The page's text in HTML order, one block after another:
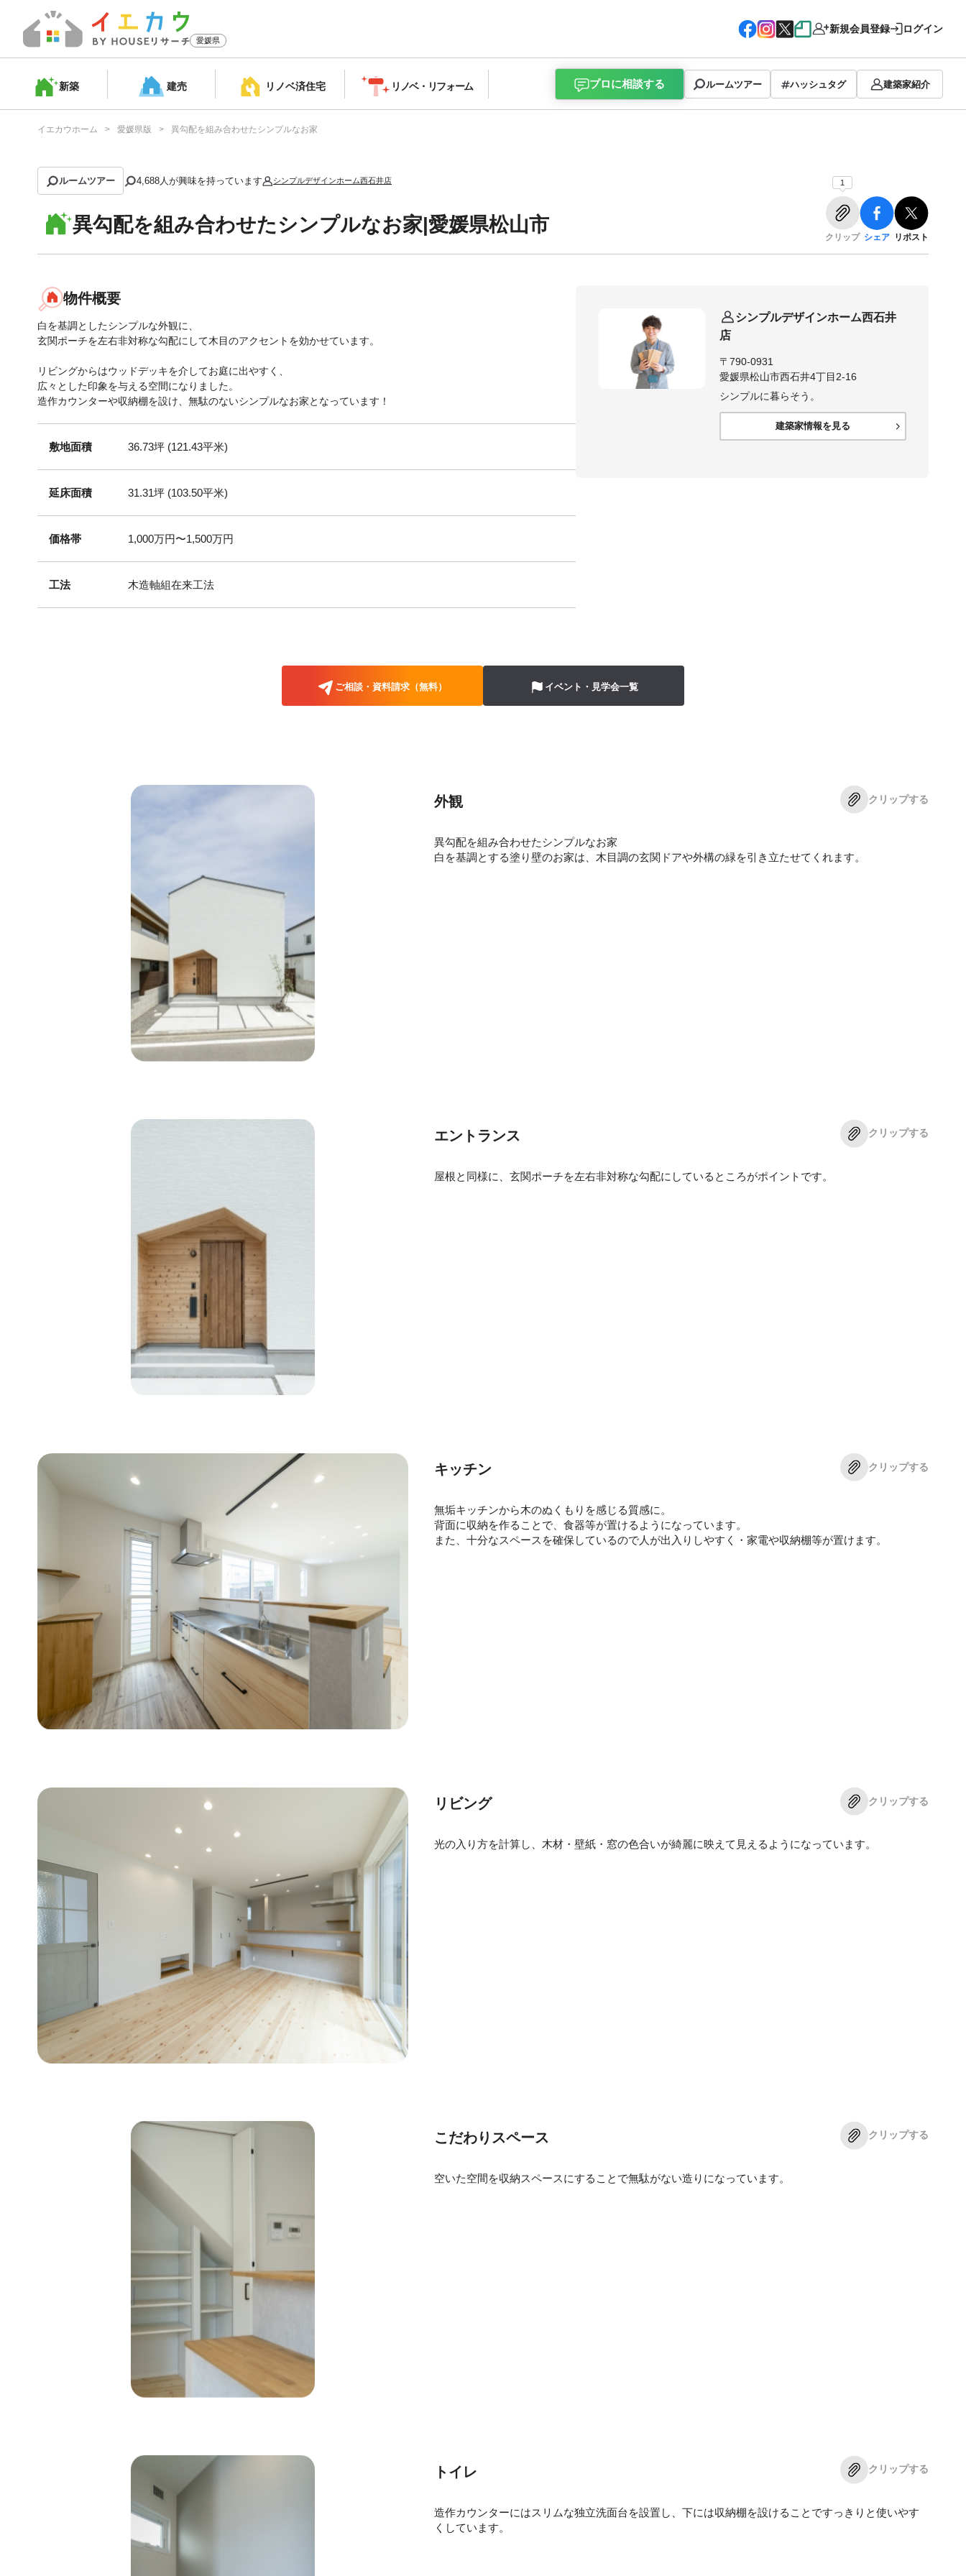
愛媛県
新規会員登録 ログイン
新築 建売 リノベ済住宅 リノベ・ リフォーム プロに相談する ルームツアー ハッシュタグ 建築家紹介
イエカウホーム 愛媛県版 異勾配を組み合わせたシンプルなお家
異勾配を組み合わせたシンプルなお家|愛媛県松山市
ルームツアー 4,688 人が興味を持っています シンプルデザインホーム西石井店 1
クリップ シェア リポスト
物件概要
白を基調としたシンプルな外観に、
玄関ポーチを左右非対称な勾配にして木目のアクセントを効かせています。
リビングからはウッドデッキを介してお庭に出やすく、
広々とした印象を与える空間になりました。
造作カウンターや収納棚を設け、無駄のないシンプルなお家となっています！
敷地面積 36.73坪 (121.43平米)
延床面積 31.31坪 (103.50平米)
価格帯 1,000万円〜1,500万円
工法 木造軸組在来工法
シンプルデザインホーム西石井
店
〒790-0931
愛媛県松山市西石井4丁目2-16
シンプルに暮らそう。
建築家情報を見る
ご相談・資料請求（無料） イベント・見学会一覧
外観
異勾配を組み合わせたシンプルなお家
白を基調とする塗り壁のお家は、木目調の玄関ドアや外構の緑を引き立たせてくれます。
クリップする
エントランス
屋根と同様に、玄関ポーチを左右非対称な勾配にしているところがポイントです。
クリップする
キッチン
無垢キッチンから木のぬくもりを感じる質感に。
背面に収納を作ることで、食器等が置けるようになっています。
また、十分なスペースを確保しているので人が出入りしやすく・家電や収納棚等が置けます。
クリップする
リビング
光の入り方を計算し、木材・壁紙・窓の色合いが綺麗に映えて見えるようになっています。
クリップする
こだわりスペース
空いた空間を収納スペースにすることで無駄がない造りになっています。
クリップする
トイレ
造作カウンターにはスリムな独立洗面台を設置し、下には収納棚を設けることですっきりと使いやす
くしています。
クリップする